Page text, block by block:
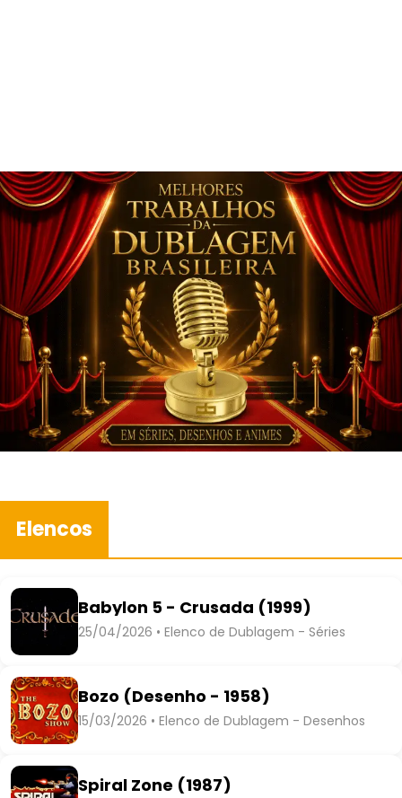
Elencos
Babylon 5 - Crusada (1999)
25/04/2026 • Elenco de Dublagem - Séries
Bozo (Desenho - 1958)
15/03/2026 • Elenco de Dublagem - Desenhos
Spiral Zone (1987)